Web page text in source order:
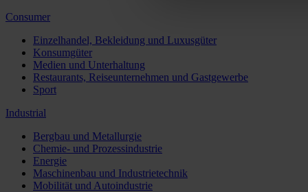
Consumer
Einzelhandel, Bekleidung und Luxusgüter
Konsumgüter
Medien und Unterhaltung
Restaurants, Reiseunternehmen und Gastgewerbe
Sport
Industrial
Bergbau und Metallurgie
Chemie- und Prozessindustrie
Energie
Maschinenbau und Industrietechnik
Mobilität und Autoindustrie